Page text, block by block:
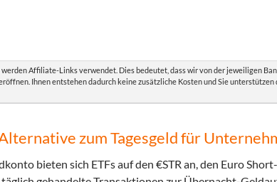
Affiliate-Links verwendet. Dies bedeutet, dass wir von der jeweiligen
Ihnen entstehen dadurch keine zusätzliche Kosten und Sie
zum Tagesgeld für
bieten sich ETFs auf den €STR an, den Euro